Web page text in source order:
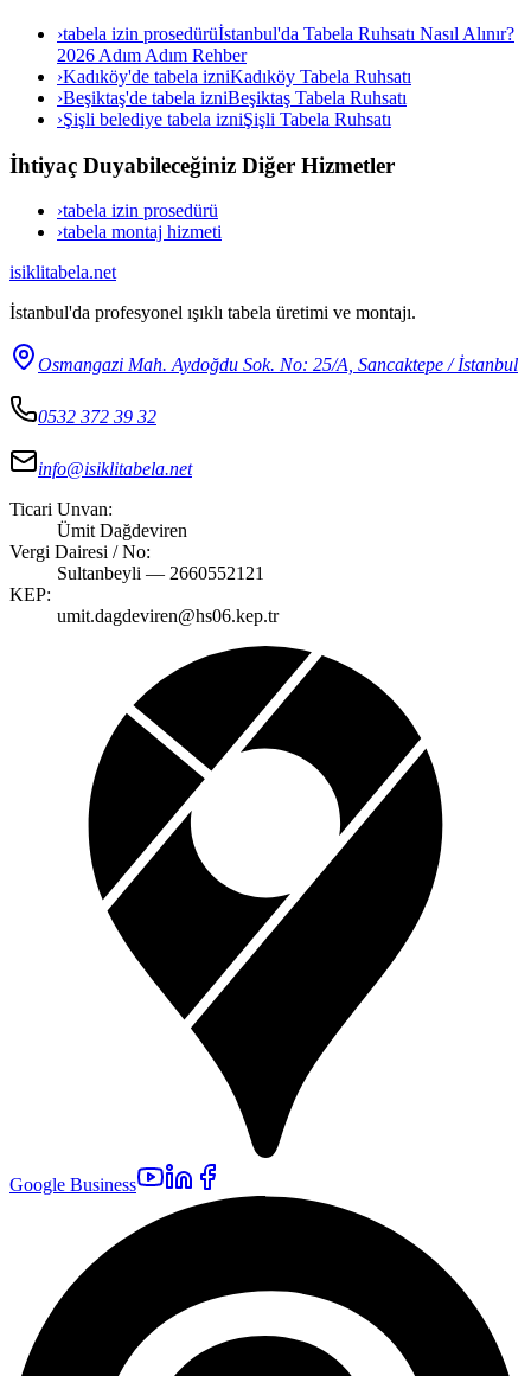
›tabela izin prosedürüİstanbul'da Tabela Ruhsatı Nasıl Alınır?
2026 Adım Adım Rehber
›Kadıköy'de tabela izniKadıköy Tabela Ruhsatı
›Beşiktaş'de tabela izniBeşiktaş Tabela Ruhsatı
›Şişli belediye tabela izniŞişli Tabela Ruhsatı
İhtiyaç Duyabileceğiniz Diğer Hizmetler
›tabela izin prosedürü
›tabela montaj hizmeti
isiklitabela.net
İstanbul'da profesyonel ışıklı tabela üretimi ve montajı.
Osmangazi Mah. Aydoğdu Sok. No: 25/A, Sancaktepe / İstanbul
0532 372 39 32
info@isiklitabela.net
Ticari Unvan:
Ümit Dağdeviren
Vergi Dairesi / No:
Sultanbeyli — 2660552121
KEP:
umit.dagdeviren@hs06.kep.tr
Google Business